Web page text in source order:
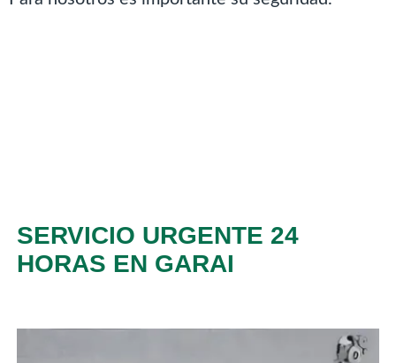
SERVICIO URGENTE 24
HORAS EN GARAI